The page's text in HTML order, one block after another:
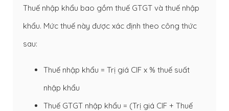
Thuế nhập khẩu bao gồm thuế GTGT và thuế nhập
khẩu. Mức thuế này được xác định theo công thức
sau:
Thuế nhập khẩu = Trị giá CIF x % thuế suất
nhập khẩu
Thuế GTGT nhập khẩu = (Trị giá CIF + Thuế